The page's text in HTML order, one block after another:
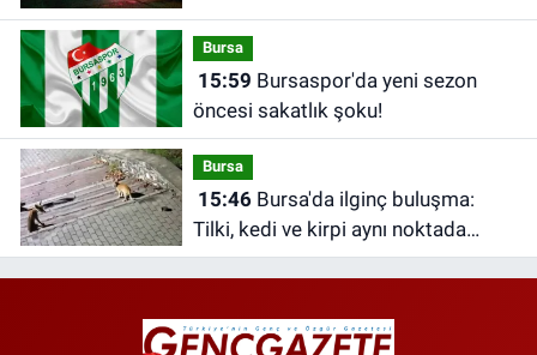
Bursa
15:59
öncesi sakatlık şoku!
Bursa
15:46Bursa'da ilginç buluşma:
Tilki, kedi ve kirpi aynı noktada
görüntülendi